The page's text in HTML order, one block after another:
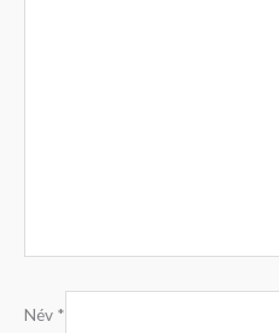
Név *